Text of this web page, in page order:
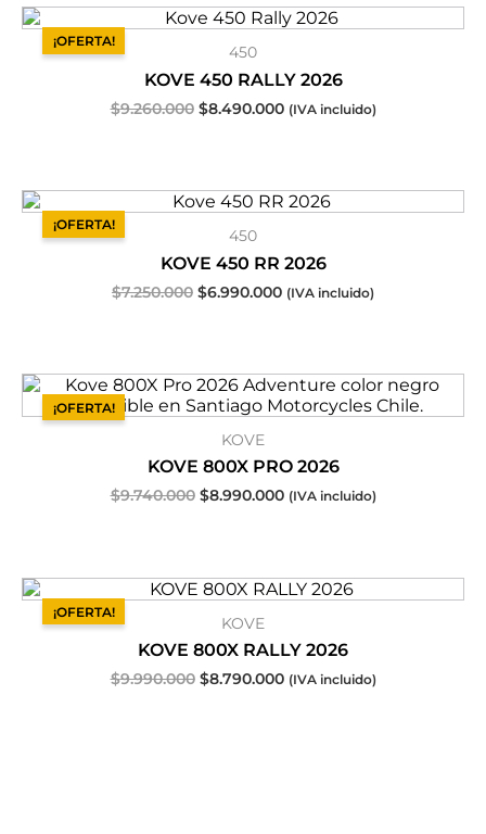
¡OFERTA!
450
KOVE 450 RALLY 2026
$9.260.000
El
precio
original
era:
$9.260.000.
$8.490.000
El
precio
es:
$8.490.000.
(IVA incluido)
¡OFERTA!
450
KOVE 450 RR 2026
$7.250.000
El
precio
original
era:
$7.250.000.
$6.990.000
El
precio
es:
$6.990.000.
(IVA incluido)
¡OFERTA!
KOVE
KOVE 800X PRO 2026
$9.740.000
El
precio
original
era:
$9.740.000.
$8.990.000
El
precio
actual
$8.990.000.
(IVA incluido)
¡OFERTA!
KOVE
KOVE 800X RALLY 2026
$9.990.000
El
precio
original
era:
$8.790.000
El
precio
es:
(IVA incluido)